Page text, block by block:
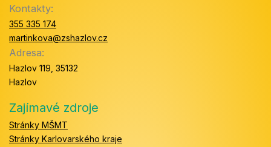
Kontakty:
355 335 174
martinkova@zshazlov.cz
Adresa:
Hazlov 119, 35132
Hazlov
Zajímavé zdroje
Stránky MŠMT
Stránky Karlovarského kraje